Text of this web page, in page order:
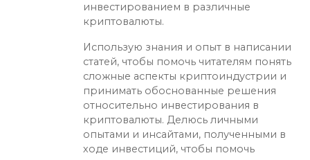
инвестированием в различные
криптовалюты.
Использую знания и опыт в написании
статей, чтобы помочь читателям понять
сложные аспекты криптоиндустрии и
принимать обоснованные решения
относительно инвестирования в
криптовалюты. Делюсь личными
опытами и инсайтами, полученными в
ходе инвестиций, чтобы помочь